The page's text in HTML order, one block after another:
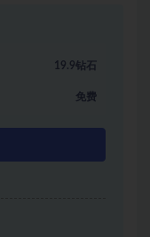
19.9钻石
免费